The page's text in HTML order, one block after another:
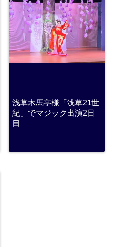
浅草木馬亭様「浅草21世
紀」でマジック出演2日
目